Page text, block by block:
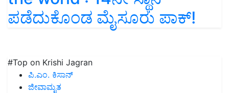
ಪಡೆದುಕೊಂಡ ಮೈಸೂರು ಪಾಕ್‌!
#Top on Krishi Jagran
ಪಿ.ಎಂ. ಕಿಸಾನ್
ಜೀವಾಮೃತ